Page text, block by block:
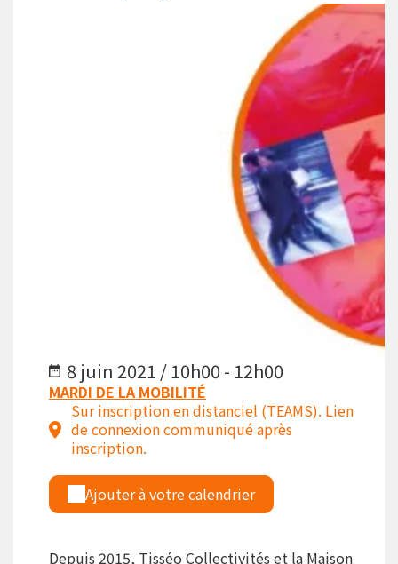
8 juin 2021 / 10h00 - 12h00
MARDI DE LA MOBILITÉ
Sur inscription en distanciel (TEAMS). Lien
de connexion communiqué après
inscription.
Ajouter à votre calendrier
Depuis 2015, Tisséo Collectivités et la Maison